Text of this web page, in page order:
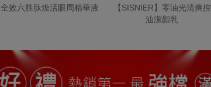
全效六胜肽煥活眼周精華液
【SISNIER】零油光清爽控
油潔顏乳